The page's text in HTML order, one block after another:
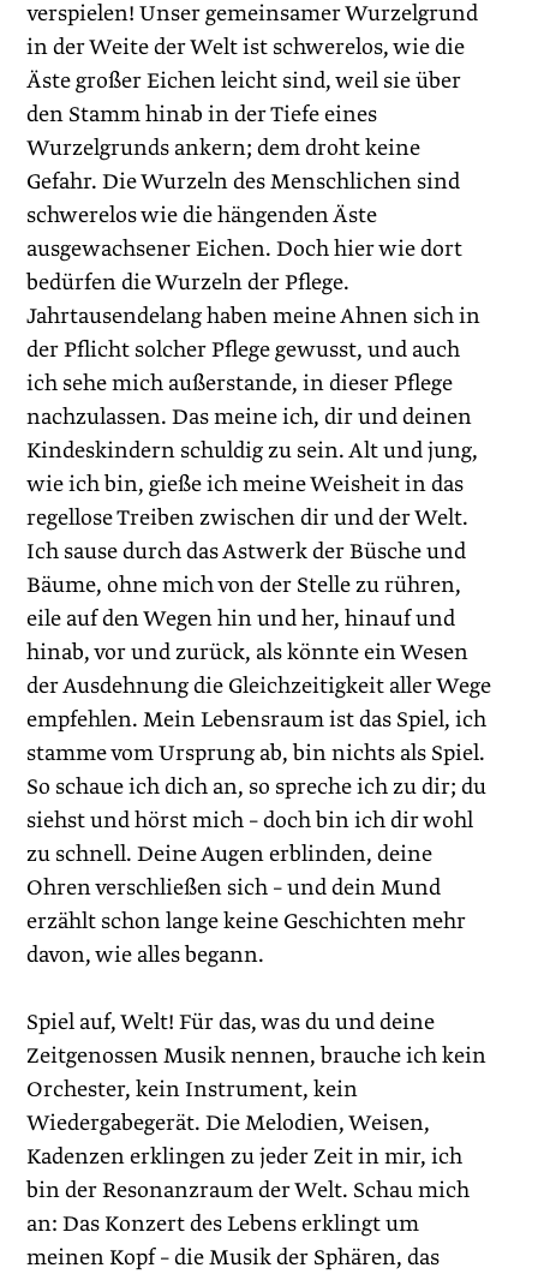
verspielen! Unser gemeinsamer Wurzelgrund
in der Weite der Welt ist schwerelos, wie die
Äste großer Eichen leicht sind, weil sie über
den Stamm hinab in der Tiefe eines
Wurzelgrunds ankern; dem droht keine
Gefahr. Die Wurzeln des Menschlichen sind
schwerelos wie die hängenden Äste
ausgewachsener Eichen. Doch hier wie dort
bedürfen die Wurzeln der Pflege.
Jahrtausendelang haben meine Ahnen sich in
der Pflicht solcher Pflege gewusst, und auch
ich sehe mich außerstande, in dieser Pflege
nachzulassen. Das meine ich, dir und deinen
Kindeskindern schuldig zu sein. Alt und jung,
wie ich bin, gieße ich meine Weisheit in das
regellose Treiben zwischen dir und der Welt.
Ich sause durch das Astwerk der Büsche und
Bäume, ohne mich von der Stelle zu rühren,
eile auf den Wegen hin und her, hinauf und
hinab, vor und zurück, als könnte ein Wesen
der Ausdehnung die Gleichzeitigkeit aller Wege
empfehlen. Mein Lebensraum ist das Spiel, ich
stamme vom Ursprung ab, bin nichts als Spiel.
So schaue ich dich an, so spreche ich zu dir; du
siehst und hörst mich – doch bin ich dir wohl
zu schnell. Deine Augen erblinden, deine
Ohren verschließen sich – und dein Mund
erzählt schon lange keine Geschichten mehr
davon, wie alles begann.
Spiel auf, Welt! Für das, was du und deine
Zeitgenossen Musik nennen, brauche ich kein
Orchester, kein Instrument, kein
Wiedergabegerät. Die Melodien, Weisen,
Kadenzen erklingen zu jeder Zeit in mir, ich
bin der Resonanzraum der Welt. Schau mich
an: Das Konzert des Lebens erklingt um
meinen Kopf – die Musik der Sphären, das